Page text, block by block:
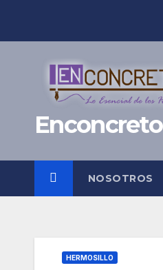
Enconcreto
NOSOTROS
HERMOSILLO